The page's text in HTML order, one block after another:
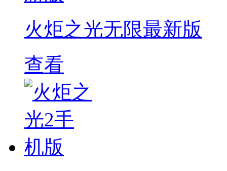
火炬之光无限最新版
查看